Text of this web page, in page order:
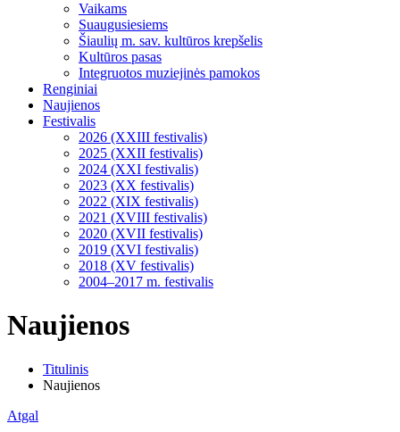
Vaikams
Suaugusiesiems
Šiaulių m. sav. kultūros krepšelis
Kultūros pasas
Integruotos muziejinės pamokos
Renginiai
Naujienos
Festivalis
2026 (XXIII festivalis)
2025 (XXII festivalis)
2024 (XXI festivalis)
2023 (XX festivalis)
2022 (XIX festivalis)
2021 (XVIII festivalis)
2020 (XVII festivalis)
2019 (XVI festivalis)
2018 (XV festivalis)
2004–2017 m. festivalis
Naujienos
Titulinis
Naujienos
Atgal